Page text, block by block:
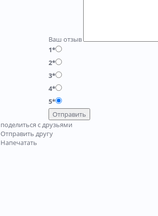
Ваш отзыв
1*
2*
3*
4*
5*
Отправить
поделиться с друзьями
Отправить другу
Напечатать